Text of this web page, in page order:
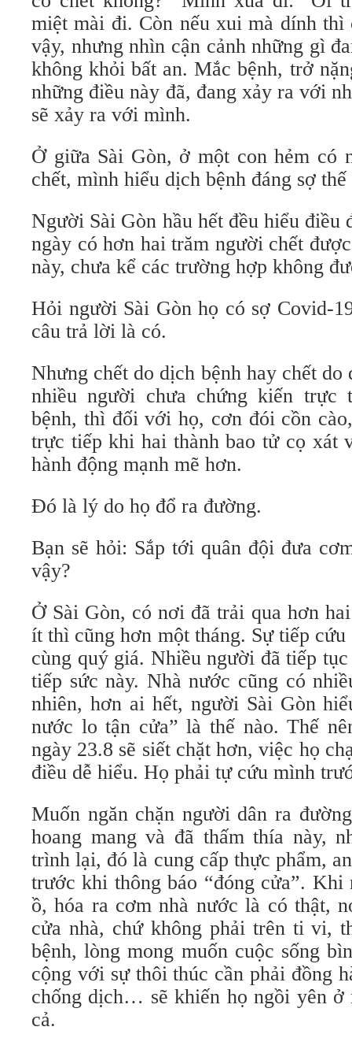
miệt mài đi. Còn nếu xui mà dính
vậy, nhưng nhìn cận cảnh những gì
không khỏi bất an. Mắc bệnh, trở
những điều này đã, đang xảy ra với
sẽ xảy ra với mình.
Ở giữa Sài Gòn, ở một con hẻm có
chết, mình hiểu dịch bệnh đáng sợ thế
Người Sài Gòn hầu hết đều hiểu điều
ngày có hơn hai trăm người chết
này, chưa kể các trường hợp không
Hỏi người Sài Gòn họ có sợ Covid-
câu trả lời là có.
Nhưng chết do dịch bệnh hay chết do
nhiều người chưa chứng kiến trực
bệnh, thì đối với họ, cơn đói cồn
trực tiếp khi hai thành bao tử cọ xát
hành động mạnh mẽ hơn.
Đó là lý do họ đổ ra đường.
Bạn sẽ hỏi: Sắp tới quân đội đưa
vậy?
Ở Sài Gòn, có nơi đã trải qua hơn
ít thì cũng hơn một tháng. Sự tiếp cứu
cùng quý giá. Nhiều người đã tiếp
tiếp sức này. Nhà nước cũng có
nhiên, hơn ai hết, người Sài Gòn
nước lo tận cửa” là thế nào. Thế
ngày 23.8 sẽ siết chặt hơn, việc họ
điều dễ hiểu. Họ phải tự cứu mình
Muốn ngăn chặn người dân ra
hoang mang và đã thấm thía này,
trình lại, đó là cung cấp thực phẩm,
trước khi thông báo “đóng cửa”.
ồ, hóa ra cơm nhà nước là có thật,
cửa nhà, chứ không phải trên ti vi,
bệnh, lòng mong muốn cuộc sống
cộng với sự thôi thúc cần phải đồng
chống dịch… sẽ khiến họ ngồi yên ở
cả.